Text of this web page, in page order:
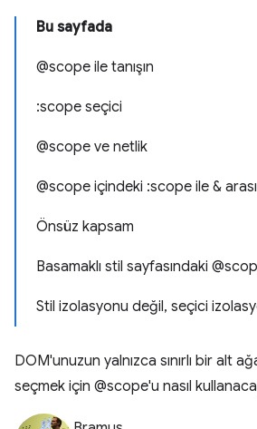
Bu sayfada
@scope ile tanışın
:scope seçici
@scope ve netlik
@scope içindeki :scope ile &
Önsüz kapsam
Basamaklı stil sayfasındaki
Stil izolasyonu değil, seçici
DOM'unuzun yalnızca sınırlı bir alt
seçmek için @scope'u nasıl